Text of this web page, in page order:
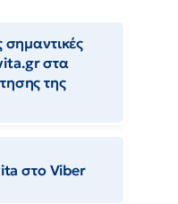
στα
της
στο Viber